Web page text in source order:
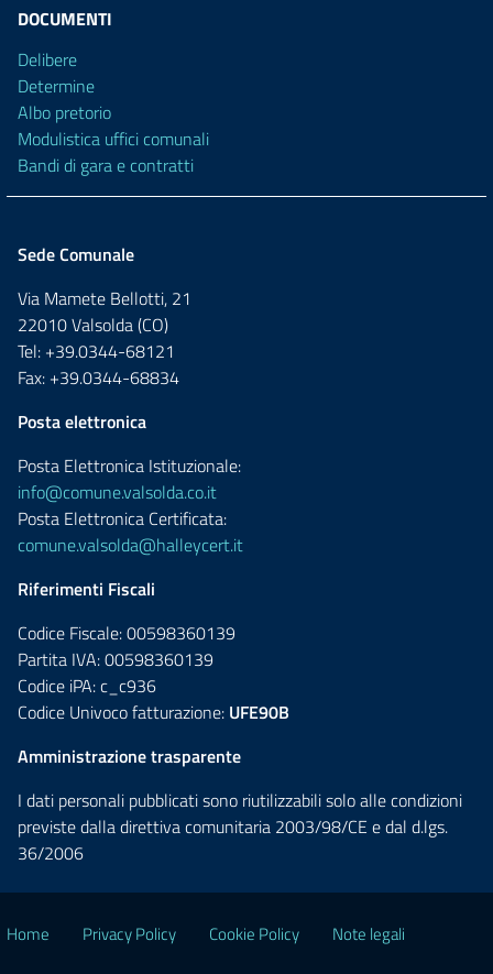
DOCUMENTI
Delibere
Determine
Albo pretorio
Modulistica uffici comunali
Bandi di gara e contratti
Sede Comunale
Via Mamete Bellotti, 21
22010 Valsolda (CO)
Tel: +39.0344-68121
Fax: +39.0344-68834
Posta elettronica
Posta Elettronica Istituzionale:
info@comune.valsolda.co.it
Posta Elettronica Certificata:
comune.valsolda@halleycert.it
Riferimenti Fiscali
Codice Fiscale: 00598360139
Partita IVA: 00598360139
Codice iPA: c_c936
Codice Univoco fatturazione: UFE90B
Amministrazione trasparente
I dati personali pubblicati sono riutilizzabili solo alle condizioni
previste dalla direttiva comunitaria 2003/98/CE e dal d.lgs.
36/2006
Home Privacy Policy Cookie Policy Note legali